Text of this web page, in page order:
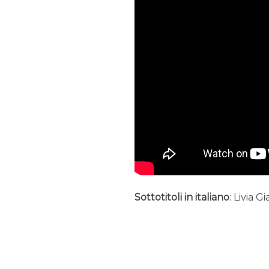
Sottotitoli in italiano: Livia